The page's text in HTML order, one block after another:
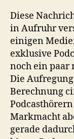
Diese
in Aufruhr
einigen
exklusive
noch ein paar
Die
Berechnung
Markmacht
gerade